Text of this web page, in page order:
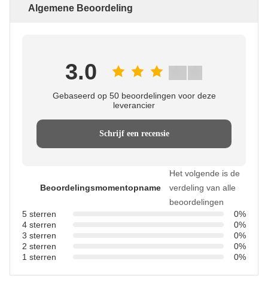
Algemene Beoordeling
3.0
Gebaseerd op 50 beoordelingen voor deze
leverancier
Schrijf een recensie
Beoordelingsmomentopname
Het volgende is de
verdeling van alle
beoordelingen
5 sterren
0%
4 sterren
0%
3 sterren
0%
2 sterren
0%
1 sterren
0%